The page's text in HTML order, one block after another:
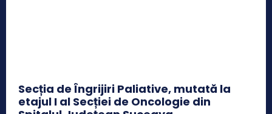
Secția de Îngrijiri Paliative, mutată la
etajul I al Secției de Oncologie din